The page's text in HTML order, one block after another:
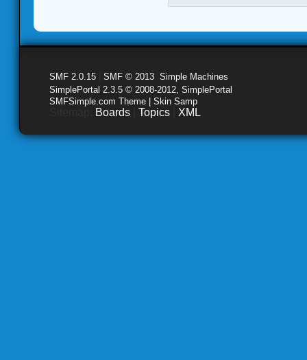
SMF 2.0.15 SMF © 2013 Simple Machines
SimplePortal 2.3.5 © 2008-2012, SimplePortal
SMFSimple.com Theme | Skin Samp
Boards Topics XML